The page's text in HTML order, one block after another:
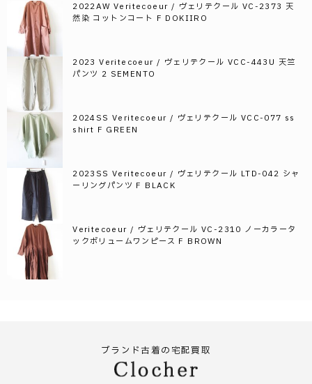
2022AW Veritecoeur / ヴェリテクール VC-2373 天
然染 コットンコート F DOKIIRO
2023 Veritecoeur / ヴェリテクール VCC-443U 天竺
パンツ 2 SEMENTO
2024SS Veritecoeur / ヴェリテクール VCC-077 ss
shirt F GREEN
2023SS Veritecoeur / ヴェリテクール LTD-042 シャ
ーリングパンツ F BLACK
Veritecoeur / ヴェリテクール VC-2310 ノーカラータ
ックボリュームワンピース F BROWN
ブランド古着の宅配買取